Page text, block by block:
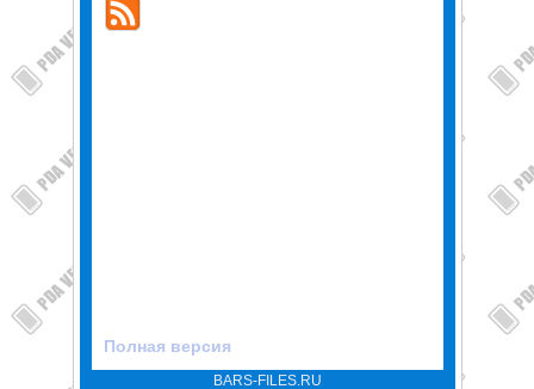
Полная версия
BARS-FILES.RU